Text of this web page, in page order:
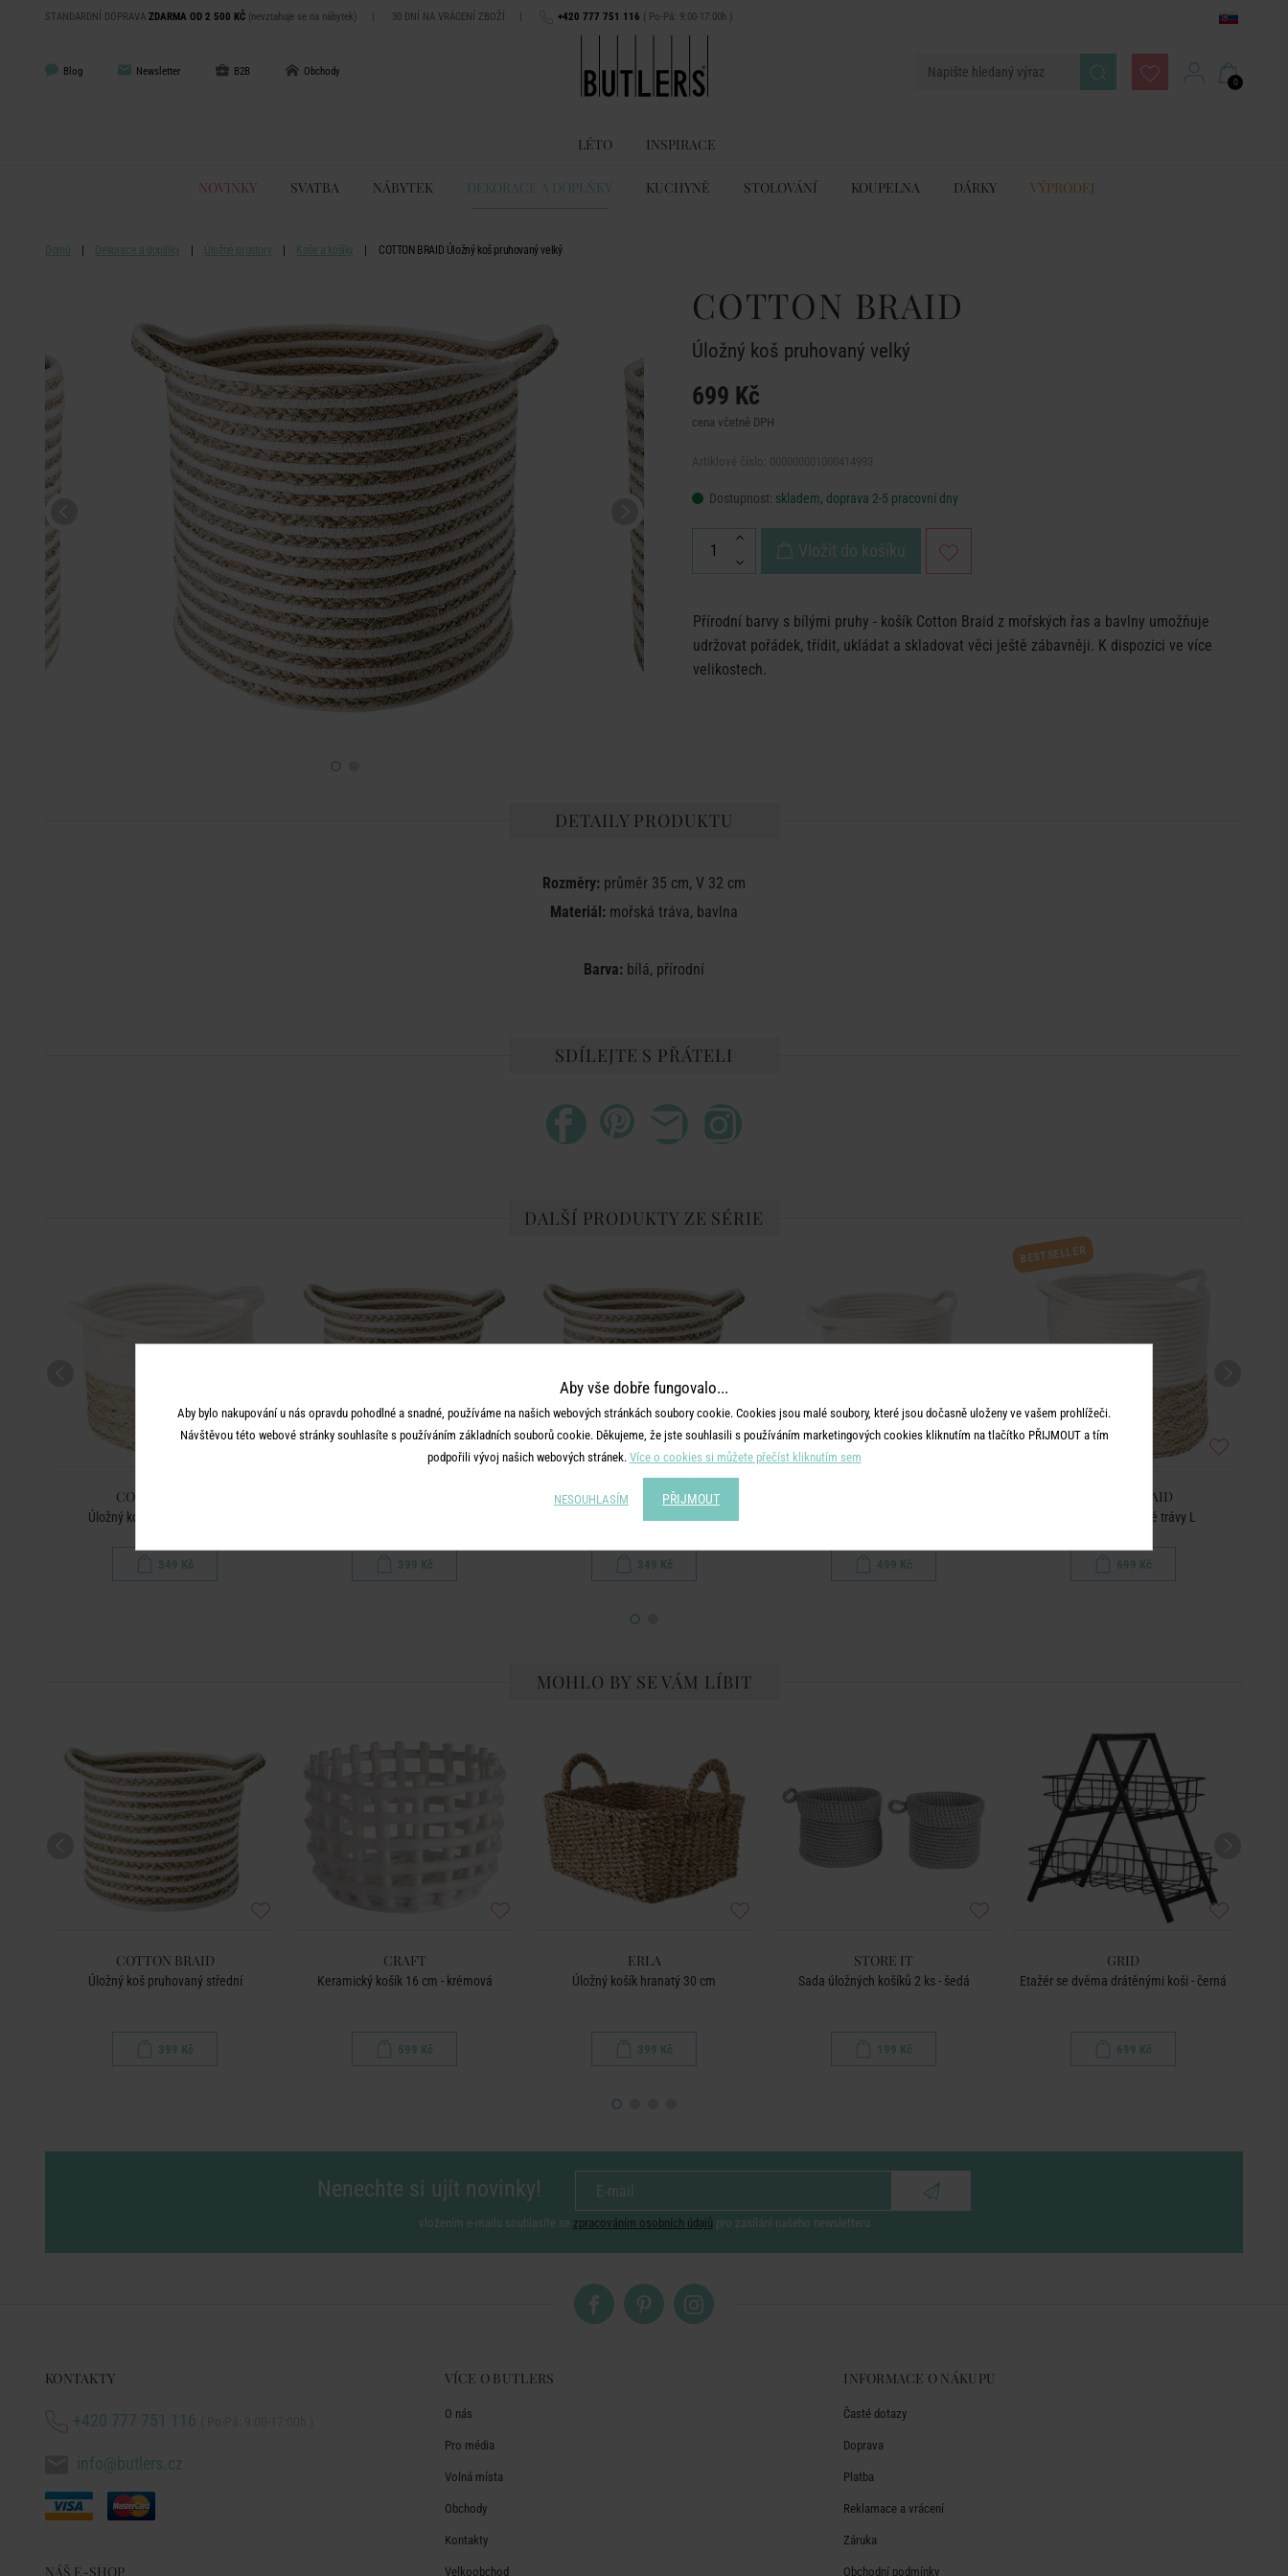
STANDARDNÍ DOPRAVA ZDARMA OD 2 500 KČ (nevztahuje se na nábytek) | 30 DNÍ NA VRÁCENÍ ZBOŽÍ | +420 777 751 116 ( Po-Pá: 9:00-17:00h )
Blog Newsletter B2B Obchody
0
LÉTO INSPIRACE
NOVINKY SVATBA NÁBYTEK DEKORACE A DOPLŇKY KUCHYNĚ STOLOVÁNÍ KOUPELNA DÁRKY VÝPRODEJ
Domů Dekorace a doplňky Úložné prostory Koše a košíky COTTON BRAID Úložný koš pruhovaný velký
COTTON BRAID
Úložný koš pruhovaný velký
699 Kč
cena včetně DPH
Dostupnost: skladem, doprava 2-5 pracovní dny
Vložit do košíku
Přírodní barvy s bílými pruhy - košík Cotton Braid z mořských řas a bavlny umožňuje
udržovat pořádek, třídit, ukládat a skladovat věci ještě zábavněji. K dispozici ve více
velikostech.
DETAILY PRODUKTU
Rozměry: průměr 35 cm, V 32 cm
Materiál: mořská tráva, bavlna
Barva: bílá, přírodní
SDÍLEJTE S PŘÁTELI
DALŠÍ PRODUKTY ZE SÉRIE
COTTON BRAID
Úložný koš z mořské trávy XS
349 Kč 399 Kč
COTTON BRAID
349 Kč 499 Kč
BESTSELLER
COTTON BRAID
Úložný koš z mořské trávy L
699 Kč
MOHLO BY SE VÁM LÍBIT
COTTON BRAID
Úložný koš pruhovaný střední
399 Kč
CRAFT
Keramický košík 16 cm - krémová
599 Kč
ERLA
Úložný košík hranatý 30 cm
399 Kč
STORE IT
Sada úložných košíků 2 ks - šedá
199 Kč
GRID
Etažér se dvěma drátěnými koši - černá
699 Kč
Nenechte si ujít novinky!
vložením e-mailu souhlasíte se zpracováním osobních údajů pro zasílání našeho newsletteru
KONTAKTY
+420 777 751 116
info@butlers.cz
NÁŠ E-SHOP
VÍCE O BUTLERS
O nás
Pro média
Volná místa
Obchody
Kontakty
Velkoobchod
INFORMACE O NÁKUPU
Časté dotazy
Doprava
Platba
Reklamace a vrácení
Záruka
Obchodní podmínky
Aby vše dobře fungovalo...
Aby bylo nakupování u nás opravdu pohodlné a snadné, používáme na našich webových stránkách soubory cookie. Cookies jsou malé soubory, které jsou dočasně uloženy ve vašem prohlížeči.
Návštěvou této webové stránky souhlasíte s používáním základních souborů cookie. Děkujeme, že jste souhlasili s používáním marketingových cookies kliknutím na tlačítko PŘIJMOUT a tím
podpořili vývoj našich webových stránek. Více o cookies si můžete přečíst kliknutím sem
NESOUHLASÍM PŘIJMOUT